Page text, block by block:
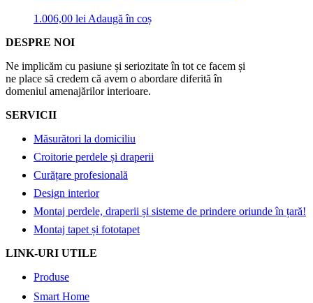
1.006,00 lei Adaugă în coș
DESPRE NOI
Ne implicăm cu pasiune și seriozitate în tot ce facem și
ne place să credem că avem o abordare diferită în
domeniul amenajărilor interioare.
SERVICII
Măsurători la domiciliu
Croitorie perdele și draperii
Curățare profesională
Design interior
Montaj perdele, draperii și sisteme de prindere oriunde în țară!
Montaj tapet și fototapet
LINK-URI UTILE
Produse
Smart Home